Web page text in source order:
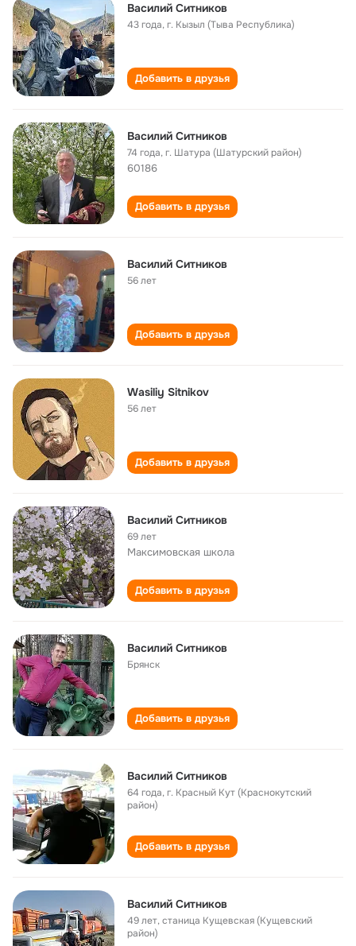
Василий Ситников
43 года,г. Кызыл (Тыва Республика)
Добавить в друзья
Василий Ситников
74 года,г. Шатура (Шатурский район)
60186
Добавить в друзья
Василий Ситников
56 лет
Добавить в друзья
Wasiliy Sitnikov
56 лет
Добавить в друзья
Василий Ситников
69 лет
Максимовская школа
Добавить в друзья
Василий Ситников
Брянск
Добавить в друзья
Василий Ситников
64 года,г. Красный Кут (Краснокутский
район)
Добавить в друзья
Василий Ситников
49 лет,станица Кущевская (Кущевский
район)